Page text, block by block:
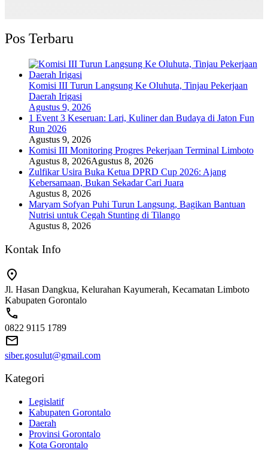
Pos Terbaru
Komisi III Turun Langsung Ke Oluhuta, Tinjau Pekerjaan
Daerah Irigasi
Agustus 9, 2026
1 Event 3 Keseruan: Lari, Kuliner dan Budaya di Jaton Fun
Run 2026
Agustus 9, 2026
Komisi III Monitoring Progres Pekerjaan Terminal Limboto
Agustus 8, 2026Agustus 8, 2026
Zulfikar Usira Buka Ketua DPRD Cup 2026: Ajang
Kebersamaan, Bukan Sekadar Cari Juara
Agustus 8, 2026
Maryam Sofyan Puhi Turun Langsung, Bagikan Bantuan
Nutrisi untuk Cegah Stunting di Tilango
Agustus 8, 2026
Kontak Info
Jl. Hasan Dangkua, Kelurahan Kayumerah, Kecamatan Limboto
Kabupaten Gorontalo
0822 9115 1789
siber.gosulut@gmail.com
Kategori
Legislatif
Kabupaten Gorontalo
Daerah
Provinsi Gorontalo
Kota Gorontalo